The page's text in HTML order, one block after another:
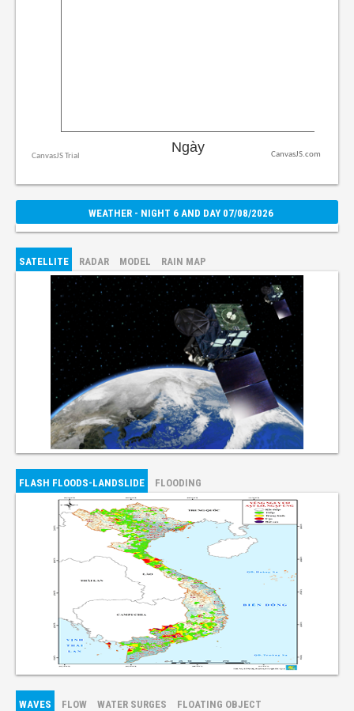
CanvasJS.com
WEATHER - NIGHT 6 AND DAY 07/08/2026
SATELLITE RADAR MODEL RAIN MAP
FLASH FLOODS-LANDSLIDE FLOODING
WAVES FLOW WATER SURGES FLOATING OBJECT